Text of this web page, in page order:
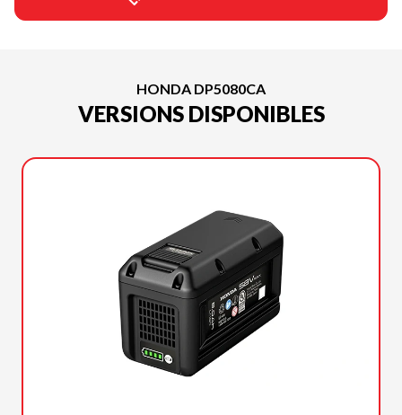
HONDA DP5080CA
VERSIONS DISPONIBLES